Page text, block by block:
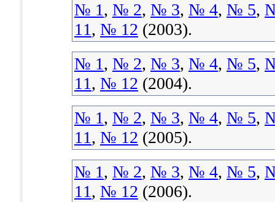
№ 1, № 2, № 3, № 4, № 5,
11, № 12 (2003).
№ 1, № 2, № 3, № 4, № 5,
11, № 12 (2004).
№ 1, № 2, № 3, № 4, № 5,
11, № 12 (2005).
№ 1, № 2, № 3, № 4, № 5,
11, № 12 (2006).